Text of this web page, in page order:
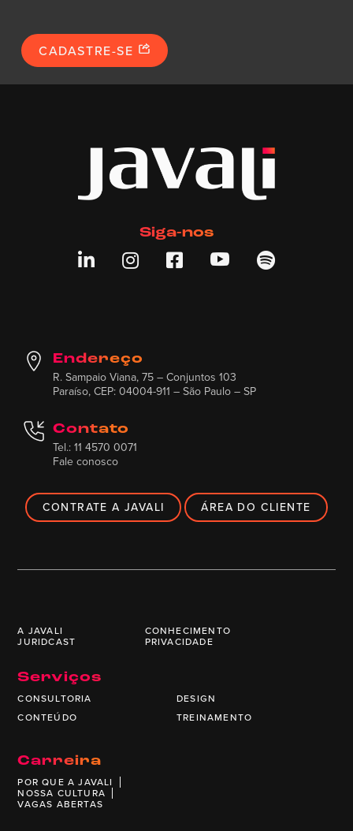
CADASTRE-SE
Siga-nos
    
Endereço
R. Sampaio Viana, 75 – Conjuntos 103
Paraíso, CEP: 04004-911 – São Paulo – SP
Contato
Tel.: 11 4570 0071
Fale conosco
CONTRATE A JAVALI ÁREA DO CLIENTE
A JAVALI CONHECIMENTO
JURIDCAST PRIVACIDADE
Serviços
CONSULTORIA
DESIGN
CONTEÚDO
TREINAMENTO
Carreira
POR QUE A JAVALI
NOSSA CULTURA
VAGAS ABERTAS